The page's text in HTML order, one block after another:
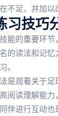
不足，并加以
习技巧
能的重要环
的读法和记
。
是观看关于
阅读理解能力
伴进行互动